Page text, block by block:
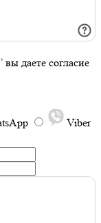
даете согласие
Viber